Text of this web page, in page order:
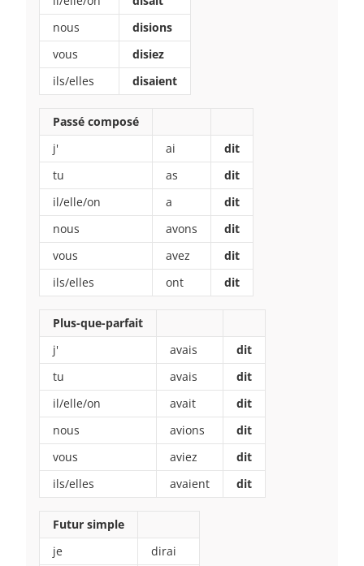
nous
disions
vous
disiez
ils/elles
disaient
Passé composé
j'
ai
dit
tu
as
dit
il/elle/on
a
dit
nous
avons
dit
vous
avez
dit
ils/elles
ont dit
Plus-que-parfait
j'
avais
dit
tu
avais
dit
il/elle/on
avait
dit
nous
avions
dit
vous
aviez
dit
ils/elles
avaient dit
Futur simple
je
dirai